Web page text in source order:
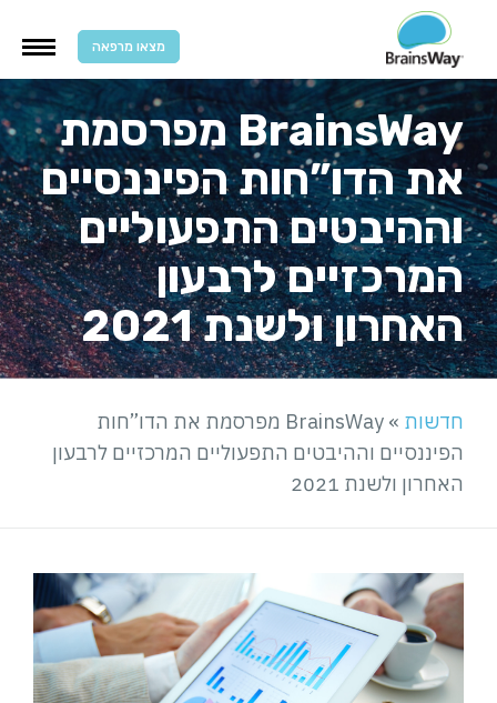
מצאו מרפאה
BrainsWay מפרסמת
את הדו”חות הפיננסיים
וההיבטים התפעוליים
המרכזיים לרבעון
האחרון ולשנת 2021
חדשות »
BrainsWay מפרסמת את הדו”חות
הפיננסיים וההיבטים התפעוליים המרכזיים לרבעון
האחרון ולשנת 2021